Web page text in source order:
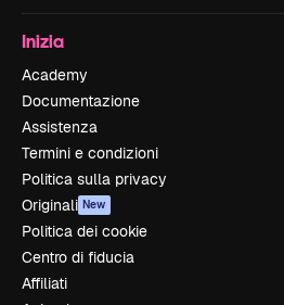
Inizia
Academy
Documentazione
Assistenza
Termini e condizioni
Politica sulla privacy
Originali New
Politica dei cookie
Centro di fiducia
Affiliati